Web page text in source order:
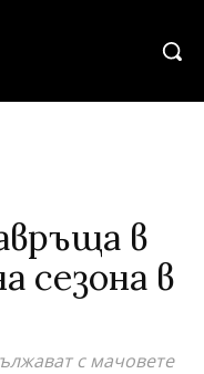
в
сезона в
с мачовете